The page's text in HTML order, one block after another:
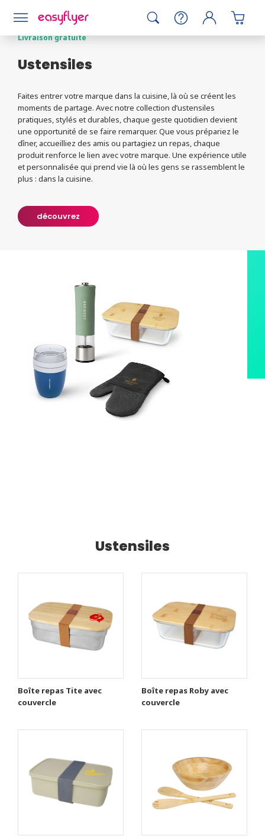
Goodies et événementiel
Livraison gratuite
Ustensiles
Faites entrer votre marque dans la cuisine, là où se créent les
moments de partage. Avec notre collection d’ustensiles
pratiques, stylés et durables, chaque geste quotidien devient
une opportunité de se faire remarquer. Que vous prépariez le
dîner, accueilliez des amis ou partagiez un repas, chaque
produit renforce le lien avec votre marque. Une expérience utile
et personnalisée qui prend vie là où les gens se rassemblent le
plus : dans la cuisine.
découvrez
Ustensiles
Boîte repas Tite avec
couvercle
Boîte repas Roby avec
couvercle